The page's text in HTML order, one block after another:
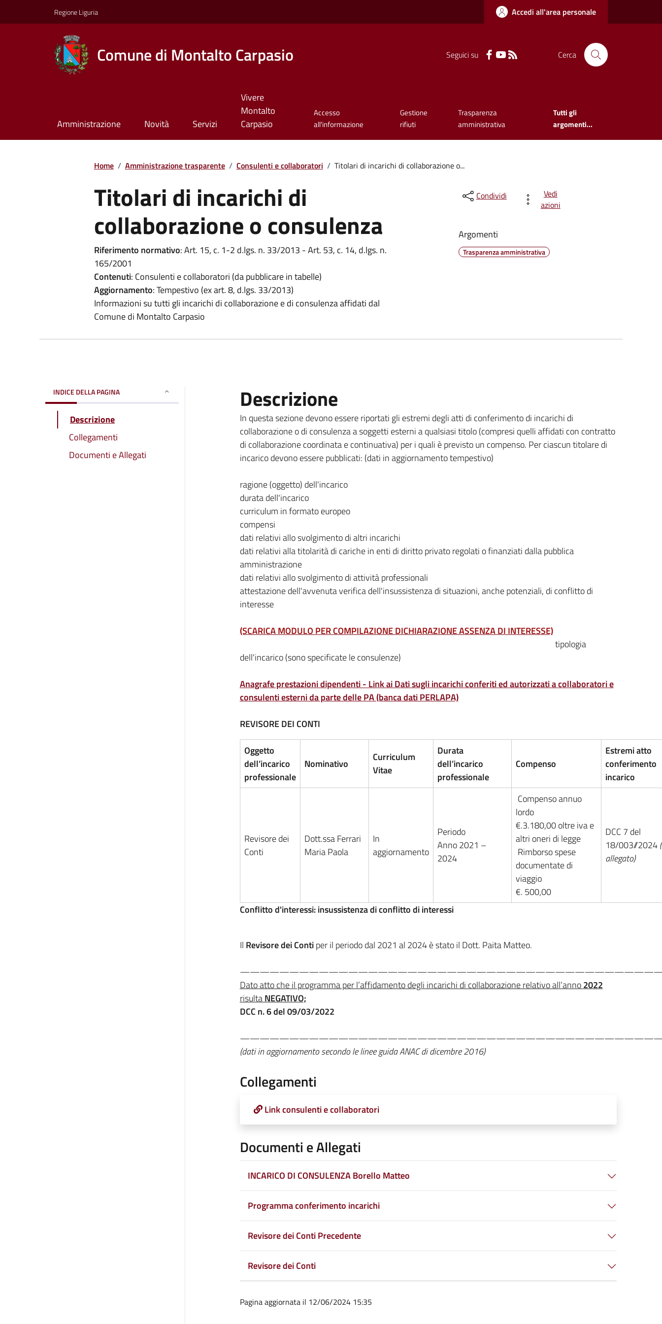
Regione Liguria Accedi all'area personale
Comune di Montalto Carpasio Seguici su Cerca
Amministrazione Novità Servizi
Vivere
Montalto
Carpasio
Accesso
all'informazione
Gestione
rifiuti
Trasparenza
amministrativa
Tutti gli
argomenti...
Home / Amministrazione trasparente / Consulenti e collaboratori / Titolari di incarichi di collaborazione o...
Titolari di incarichi di
collaborazione o consulenza
Riferimento normativo: Art. 15, c. 1-2 d.lgs. n. 33/2013 - Art. 53, c. 14, d.lgs. n.
165/2001
Contenuti: Consulenti e collaboratori (da pubblicare in tabelle)
Aggiornamento: Tempestivo (ex art. 8, d.lgs. 33/2013)
Informazioni su tutti gli incarichi di collaborazione e di consulenza affidati dal
Comune di Montalto Carpasio
Condividi
Vedi
azioni
Argomenti
Trasparenza amministrativa
INDICE DELLA PAGINA
Descrizione
Collegamenti
Documenti e Allegati
Descrizione
In questa sezione devono essere riportati gli estremi degli atti di conferimento di incarichi di
collaborazione o di consulenza a soggetti esterni a qualsiasi titolo (compresi quelli affidati con contratto
di collaborazione coordinata e continuativa) per i quali è previsto un compenso. Per ciascun titolare di
incarico devono essere pubblicati: (dati in aggiornamento tempestivo)
ragione (oggetto) dell'incarico
durata dell'incarico
curriculum in formato europeo
compensi
dati relativi allo svolgimento di altri incarichi
dati relativi alla titolarità di cariche in enti di diritto privato regolati o finanziati dalla pubblica
amministrazione
dati relativi allo svolgimento di attività professionali
attestazione dell'avvenuta verifica dell'insussistenza di situazioni, anche potenziali, di conflitto di
interesse
(SCARICA MODULO PER COMPILAZIONE DICHIARAZIONE ASSENZA DI INTERESSE)
tipologia
dell'incarico (sono specificate le consulenze)
Anagrafe prestazioni dipendenti - Link ai Dati sugli incarichi conferiti ed autorizzati a collaboratori e
consulenti esterni da parte delle PA (banca dati PERLAPA)
REVISORE DEI CONTI
Oggetto
dell’incarico
professionale
Nominativo
Curriculum
Vitae
Durata
dell’incarico
professionale
Compenso
Estremi atto
conferimento
incarico
Revisore dei
Conti
Dott.ssa Ferrari
Maria Paola
In
aggiornamento
Periodo
Anno 2021 –
2024
Compenso annuo
lordo
€.3.180,00 oltre iva e
altri oneri di legge
Rimborso spese
documentate di
viaggio
€. 500,00
DCC 7 del
18/003//2024
allegato)
Conflitto d'interessi:insussistenza di conflitto di interessi
Il Revisore dei Contiper il periodo dal 2021 al 2024 è stato il Dott. Paita Matteo.
Dato atto che il programma per l’affidamento degli incarichi di collaborazione relativo all’anno2022
risultaNEGATIVO;
DCC n. 6 del 09/03/2022
(dati in aggiornamento secondo le linee guida ANAC di dicembre 2016)
Collegamenti
Link consulenti e collaboratori
Documenti e Allegati
INCARICO DI CONSULENZA Borello Matteo
Programma conferimento incarichi
Revisore dei Conti Precedente
Revisore dei Conti
Pagina aggiornata il 12/06/2024 15:35